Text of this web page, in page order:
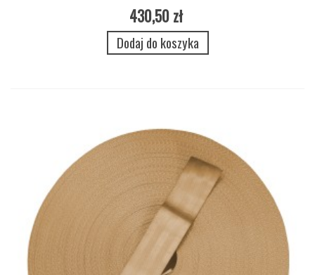
430,50 zł
Dodaj do koszyka